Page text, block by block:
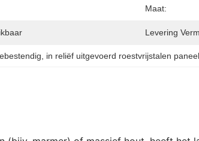
Maat:
Levering
in reliëf uitgevoerd roestvrijstalen paneel